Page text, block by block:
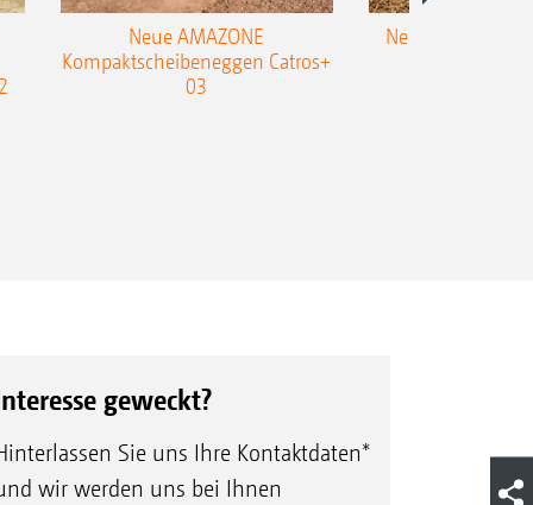
Neue AMAZONE
Kompaktscheibeneggen Catros+
03
Neuer
geweckt?
Sie uns Ihre Kontaktdaten*
wir werden uns bei Ihnen